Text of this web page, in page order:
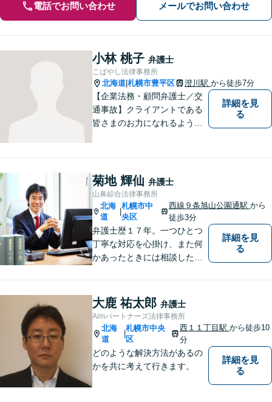
電話でお問い合わせ メールでお問い合わせ
小林 桃子 弁護士
こばやし法律事務所
北海道 札幌市豊平区 澄川駅 から徒歩7分
【企業法務・顧問弁護士／交
通事故】クライアントである
皆さまのお力になれるよう全
詳細を見
る
菊地 輝仙 弁護士
山鼻綜合法律事務所
北海
道
札幌市中
央区
西線９条旭山公園通駅 から
徒歩3分
弁護士歴１７年。一つひとつ
丁寧な対応を心掛け、また何
かあったときには相談したい
大事にしています。相続、民
事事件、中小企業の支援など
詳細を見
る
大鹿 祐太郎 弁護士
Aimパートナーズ法律事務所
北海
道
札幌市中央
区
西１１丁目駅 から徒歩10
分
どのような解決方法があるの
かを共に考えて行きます。
詳細を見
る